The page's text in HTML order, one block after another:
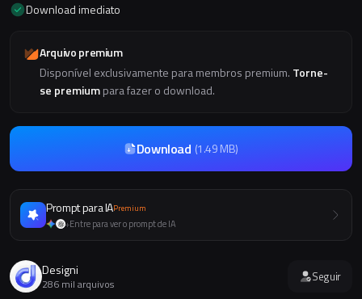
Download imediato
Arquivo premium
Disponível exclusivamente para membros premium. Torne-
se premiumpara fazer o download.
Download (1.49 MB)
Prompt para IAPremium
+Entre para ver o prompt de IA
Designi
286 mil arquivos Seguir